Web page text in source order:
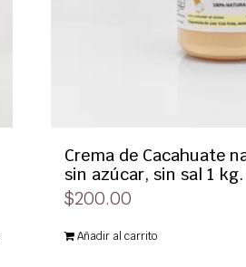
Crema de Cacahuate
sin azúcar, sin sal 1 kg.
$200.00
Añadir al carrito